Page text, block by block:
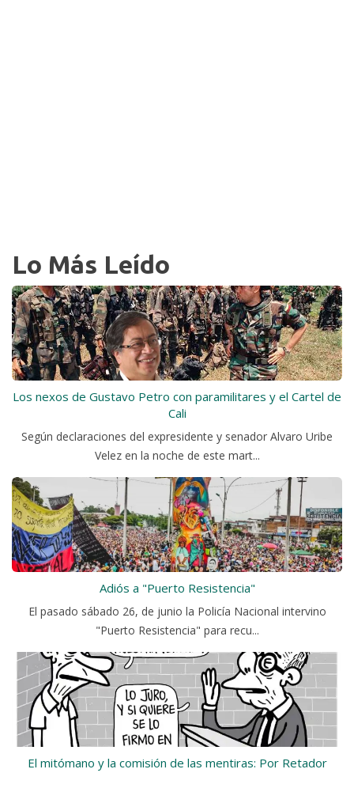
Lo Más Leído
Los nexos de Gustavo Petro con paramilitares y el Cartel de
Cali
Según declaraciones del expresidente y senador Alvaro Uribe
Velez en la noche de este mart...
Adiós a "Puerto Resistencia"
El pasado sábado 26, de junio la Policía Nacional intervino
"Puerto Resistencia" para recu...
El mitómano y la comisión de las mentiras: Por Retador